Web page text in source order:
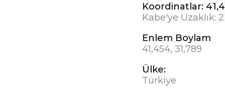
Koordinatlar:
Kabe'ye Uzaklık:
Enlem Boylam
41,454, 31,789
Ülke:
Türkiye